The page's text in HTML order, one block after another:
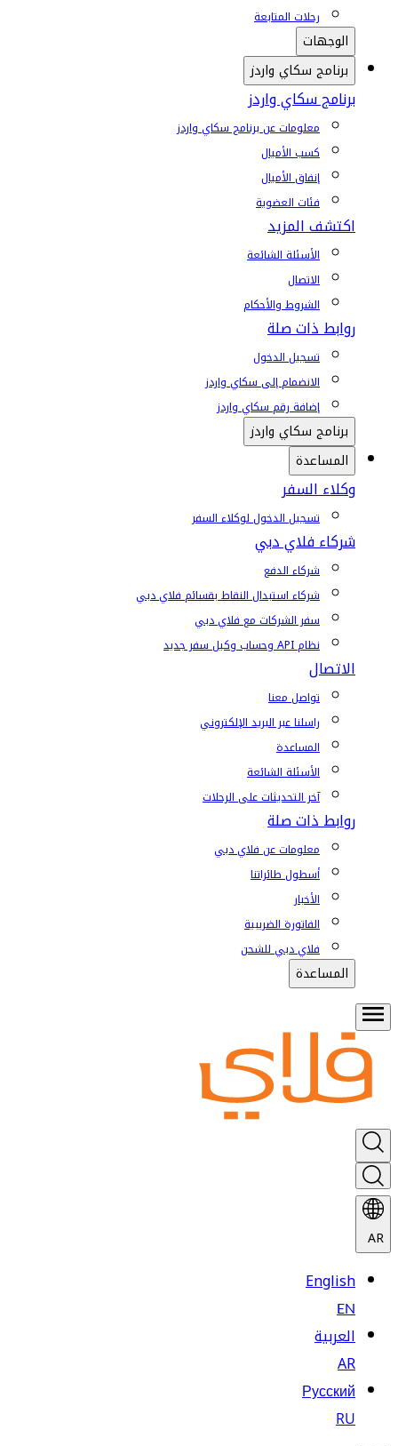
رحلات المتابعة
الوجهات
برنامج سكاي واردز
برنامج سكاي واردز
معلومات عن برنامج سكاي واردز
كسب الأميال
إنفاق الأميال
فئات العضوية
اكتشف المزيد
الأسئلة الشائعة
الاتصال
الشروط والأحكام
روابط ذات صلة
تسجيل الدخول
الانضمام إلى سكاي واردز
إضافة رقم سكاي واردز
برنامج سكاي واردز
المساعدة
وكلاء السفر
تسجيل الدخول لوكلاء السفر
شركاء فلاي دبي
شركاء الدفع
شركاء استبدال النقاط بقسائم فلاي دبي
سفر الشركات مع فلاي دبي
نظام API وحساب وكيل سفر جديد
الاتصال
تواصل معنا
راسلنا عبر البريد الإلكتروني
المساعدة
الأسئلة الشائعة
آخر التحديثات على الرحلات
روابط ذات صلة
معلومات عن فلاي دبي
أسطول طائراتنا
الأخبار
الفاتورة الضريبية
فلاي دبي للشحن
المساعدة
AR
English
EN
العربية
AR
Русский
RU